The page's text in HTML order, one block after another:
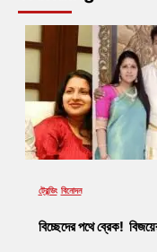
ট্রেন্ডিং বিনোদন
বিচ্ছেদের পথে ব্রেক!